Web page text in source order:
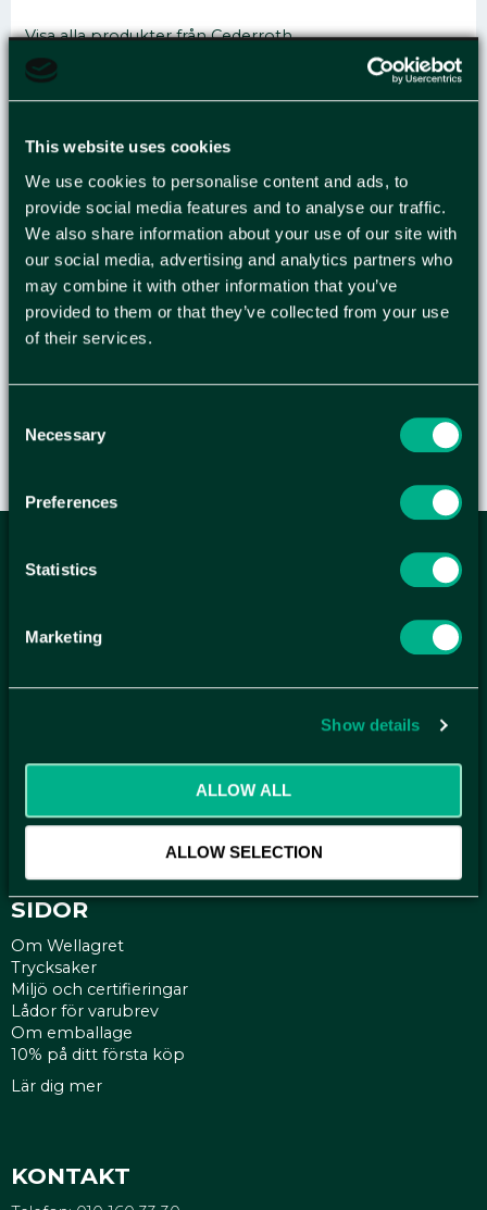
This website uses cookies
We use cookies to personalise content and ads, to
provide social media features and to analyse our traffic.
We also share information about your use of our site with
our social media, advertising and analytics partners who
may combine it with other information that you’ve
provided to them or that they’ve collected from your use
of their services.
Selection
Necessary
Preferences
Statistics
Marketing
Show details
ALLOW ALL
ALLOW SELECTION
Visa alla produkter från Cederroth
PINCETT CEDERROTH
Pincett som är avsedd för användning i Första
Hjälpen-situationer, t.ex. vid hantering av
bandage eller för att avlägsna främmande
föremål från sår. Pincett av rostfritt stål,
individuellt förpackad i plastpåse. Produkten är
CE-märkt. - Mått: 100 mm - FSC Mix - CE-märkt
ANMÄL DIG HÄR TILL WELLAGRETS
Få relevanta erbjudande och kampanjer, en möjlighet att
Reklamationer
SIDOR
Om Wellagret
Trycksaker
Miljö och certifieringar
Lådor för varubrev
Om emballage
10% på ditt första köp
Lär dig mer
KONTAKT